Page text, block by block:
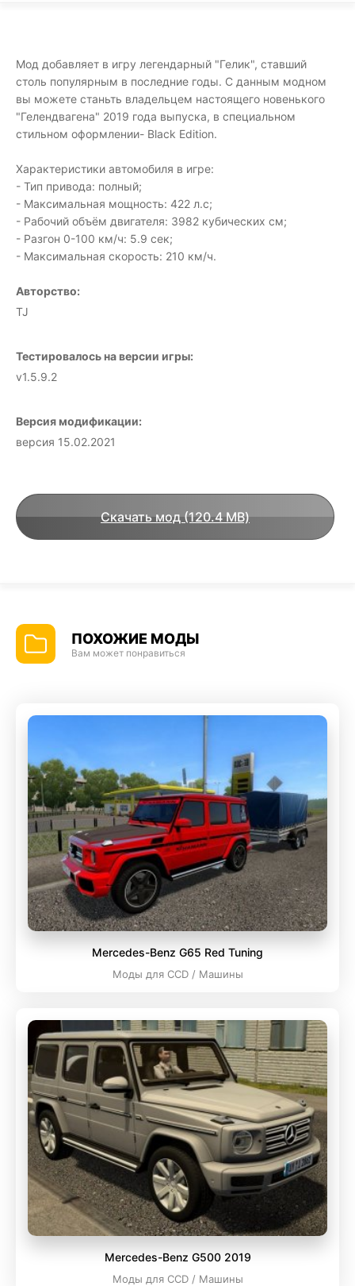
Мод добавляет в игру легендарный "Гелик", ставший
столь популярным в последние годы. С данным модном
вы можете станьть владельцем настоящего новенького
"Гелендвагена" 2019 года выпуска, в специальном
стильном оформлении- Black Edition.
Характеристики автомобиля в игре:
- Тип привода: полный;
- Максимальная мощность: 422 л.с;
- Рабочий объём двигателя: 3982 кубических см;
- Разгон 0-100 км/ч: 5.9 сек;
- Максимальная скорость: 210 км/ч.
Авторство:
TJ
Тестировалось на версии игры:
v1.5.9.2
Версия модификации:
версия 15.02.2021
Скачать мод (120.4 MB)
ПОХОЖИЕ МОДЫ
Вам может понравиться
Mercedes-Benz G65 Red Tuning
Моды для CCD / Машины
Mercedes-Benz G500 2019
Моды для CCD / Машины